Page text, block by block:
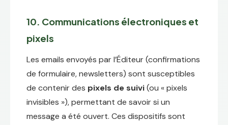
10. Communications électroniques et
pixels
Les emails envoyés par l’Éditeur (confirmations
de formulaire, newsletters) sont susceptibles
de contenir des pixels de suivi(ou « pixels
invisibles »), permettant de savoir si un
message a été ouvert. Ces dispositifs sont